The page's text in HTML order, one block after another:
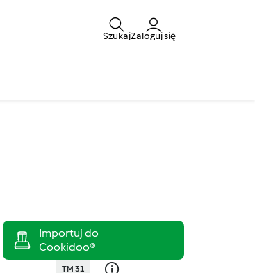
SzukajZaloguj się
TM 31